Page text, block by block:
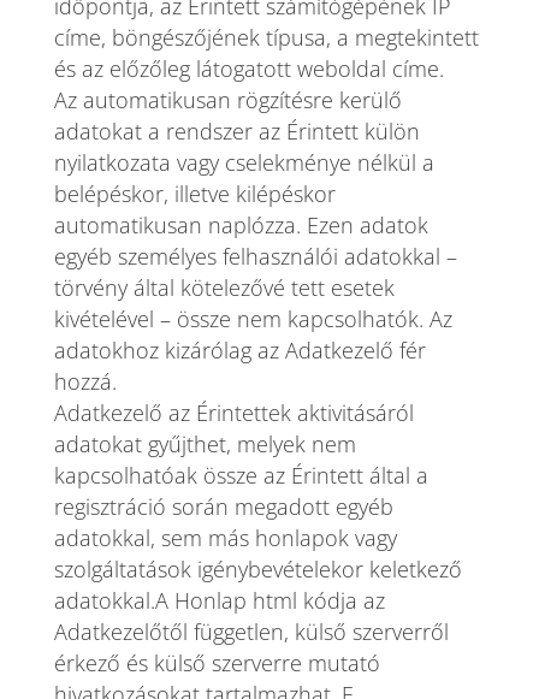
időpontja, az Érintett számítógépének IP
címe, böngészőjének típusa, a megtekintett
és az előzőleg látogatott weboldal címe.
Az automatikusan rögzítésre kerülő
adatokat a rendszer az Érintett külön
nyilatkozata vagy cselekménye nélkül a
belépéskor, illetve kilépéskor
automatikusan naplózza. Ezen adatok
egyéb személyes felhasználói adatokkal –
törvény által kötelezővé tett esetek
kivételével – össze nem kapcsolhatók. Az
adatokhoz kizárólag az Adatkezelő fér
hozzá.
Adatkezelő az Érintettek aktivitásáról
adatokat gyűjthet, melyek nem
kapcsolhatóak össze az Érintett által a
regisztráció során megadott egyéb
adatokkal, sem más honlapok vagy
szolgáltatások igénybevételekor keletkező
adatokkal.A Honlap html kódja az
Adatkezelőtől független, külső szerverről
érkező és külső szerverre mutató